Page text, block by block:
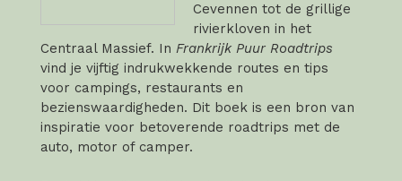
Cevennen tot de grillige
rivierkloven in het
Centraal Massief. In Frankrijk Puur Roadtrips
vind je vijftig indrukwekkende routes en tips
voor campings, restaurants en
bezienswaardigheden. Dit boek is een bron van
inspiratie voor betoverende roadtrips met de
auto, motor of camper.